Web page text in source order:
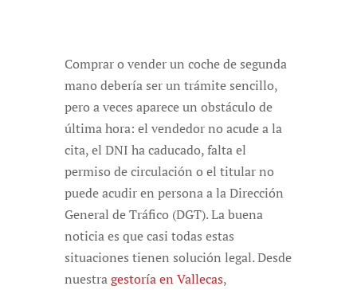
Comprar o vender un coche de segunda
mano debería ser un trámite sencillo,
pero a veces aparece un obstáculo de
última hora: el vendedor no acude a la
cita, el DNI ha caducado, falta el
permiso de circulación o el titular no
puede acudir en persona a la Dirección
General de Tráfico (DGT). La buena
noticia es que casi todas estas
situaciones tienen solución legal. Desde
nuestragestoría en Vallecas,